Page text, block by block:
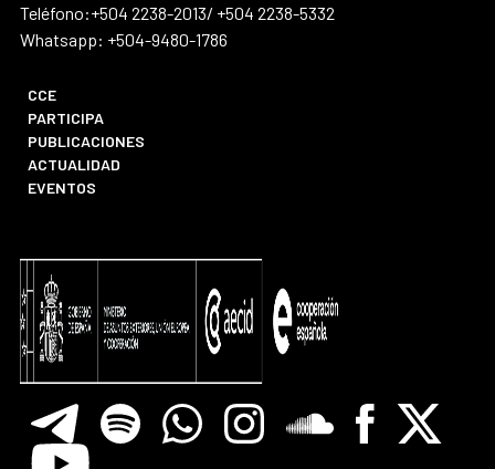
Teléfono:+504 2238-2013/ +504 2238-5332
Whatsapp: +504-9480-1786
CCE
PARTICIPA
PUBLICACIONES
ACTUALIDAD
EVENTOS
TelegramSpotify WhatsappInstagramSoundcloreFacebook
X
Youtube